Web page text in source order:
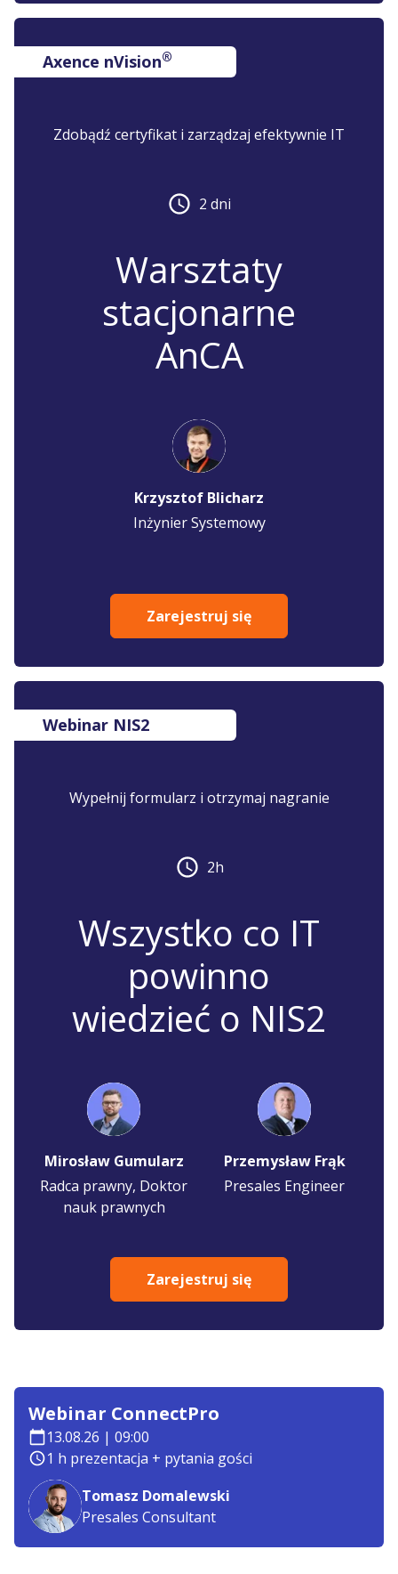
Axence nVision®
Zdobądź certyfikat i zarządzaj efektywnie IT
2 dni
Warsztaty
stacjonarne
AnCA
Krzysztof Blicharz
Inżynier Systemowy
Zarejestruj się
Webinar NIS2
Wypełnij formularz i otrzymaj nagranie
2h
Wszystko co IT
powinno
wiedzieć o NIS2
Mirosław Gumularz
Radca prawny, Doktor
nauk prawnych
Przemysław Frąk
Presales Engineer
Zarejestruj się
Webinar ConnectPro
13.08.26 | 09:00
1 h prezentacja + pytania gości
Tomasz Domalewski
Presales Consultant